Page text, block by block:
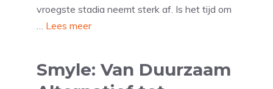
vroegste stadia neemt sterk af. Is het tijd om
… Lees meer
Smyle: Van Duurzaam